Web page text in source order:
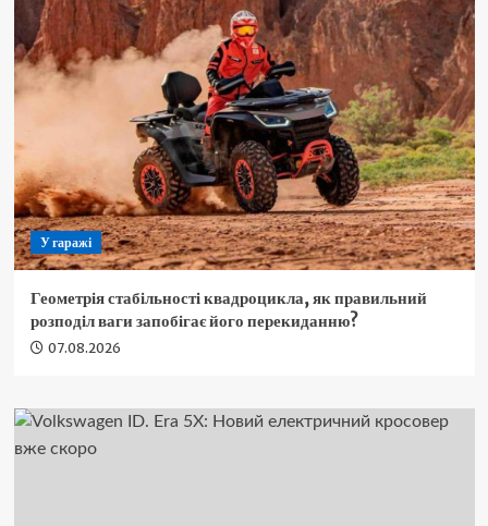
У гаражі
Геометрія стабільності квадроцикла, як правильний
розподіл ваги запобігає його перекиданню?
07.08.2026